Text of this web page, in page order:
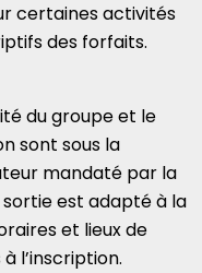
certaines activités
des forfaits.
du groupe et le
sont sous la
mandaté par la
sortie est adapté à la
et lieux de
l’inscription.